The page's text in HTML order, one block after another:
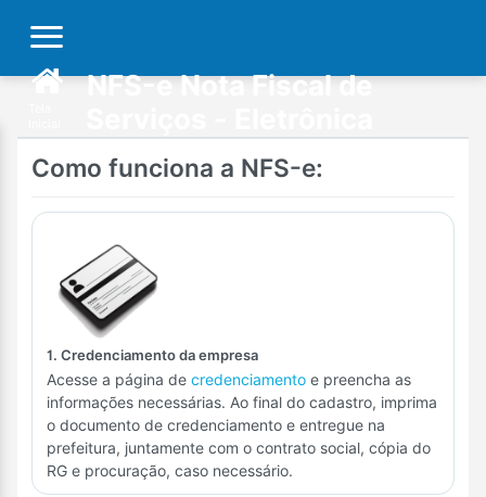
NFS-e Nota Fiscal de
Como funciona a NFS-e:
1. Credenciamento da empresa
Acesse a página decredenciamento e preencha as
informações necessárias. Ao final do cadastro, imprima
o documento de credenciamento e entregue na
prefeitura, juntamente com o contrato social, cópia do
RG e procuração, caso necessário.